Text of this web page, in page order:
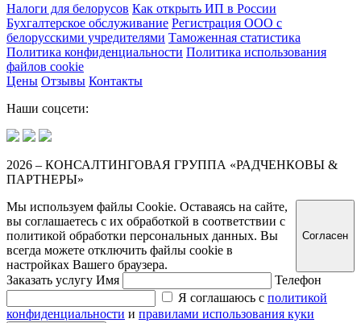
Налоги для белорусов Как открыть ИП в России
Бухгалтерское обслуживание Регистрация ООО с
белорусскими учредителями Таможенная статистика
Политика конфиденциальности Политика использования
файлов cookie
Цены Отзывы Контакты
Наши соцсети:
2026 – КОНСАЛТИНГОВАЯ ГРУППА «РАДЧЕНКОВЫ &
ПАРТНЕРЫ»
Мы используем файлы Cookie. Оставаясь на сайте,
вы соглашаетесь с их обработкой в соответствии с
политикой обработки персональных данных. Вы
всегда можете отключить файлы cookie в
настройках Вашего браузера.
Согласен
Заказать услугу Имя
Телефон
Я соглашаюсь с политикой
конфиденциальности и правилами использования куки